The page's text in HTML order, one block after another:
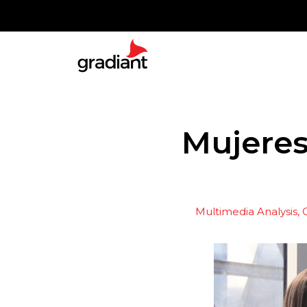
Multimedia Analysis